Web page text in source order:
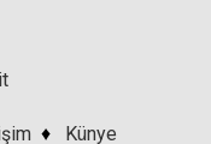
♦ Künye